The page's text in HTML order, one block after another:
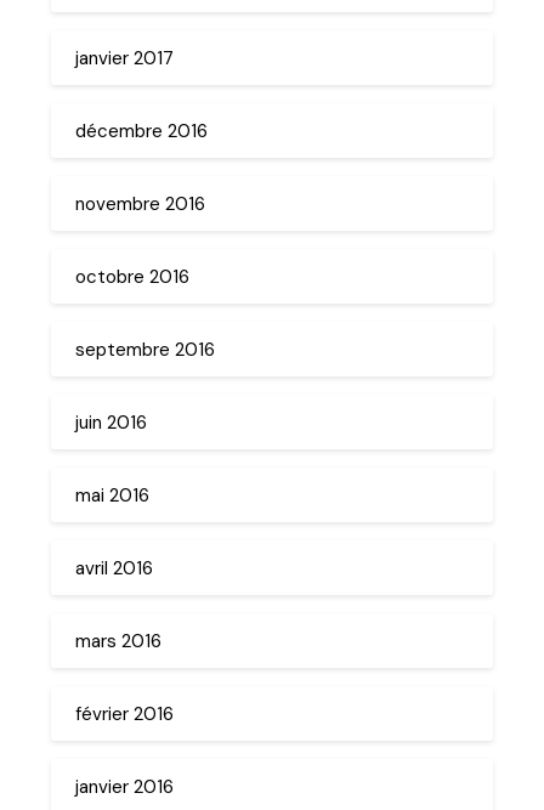
janvier 2017
décembre 2016
novembre 2016
octobre 2016
septembre 2016
juin 2016
mai 2016
avril 2016
mars 2016
février 2016
janvier 2016